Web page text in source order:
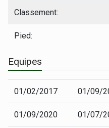
Classement:
Pied:
Equipes
01/02/2017 01/09/
01/09/2020 01/07/